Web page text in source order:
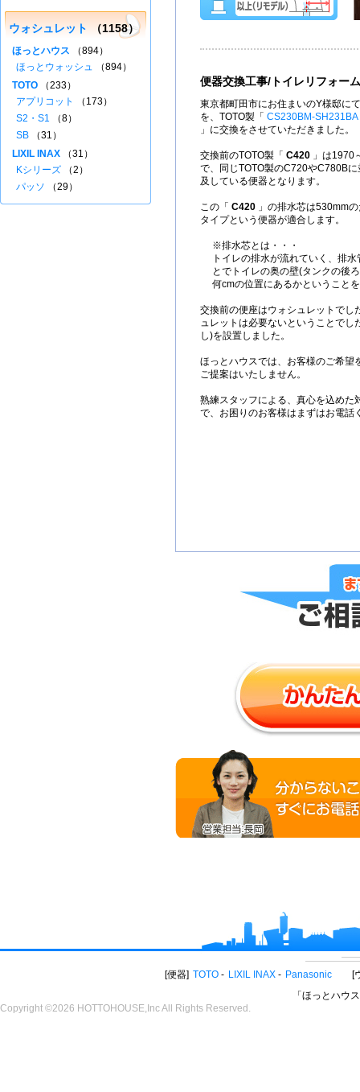
便器交換工事/トイレリフォーム
東京都町田市にお住まいのY様邸に
を、TOTO製「 CS230BM-SH231BA
」に交換をさせていただきました。
交換前のTOTO製「 C420 」は1970
で、同じTOTO製のC720やC780B
及している便器となります。
この「 C420 」の排水芯は530mm
タイプという便器が適合します。
※排水芯とは・・・
トイレの排水が流れていく、排
とでトイレの奥の壁(タンクの後
何cmの位置にあるかということ
交換前の便座はウォシュレットでし
ュレットは必要ないということでし
し)を設置しました。
ほっとハウスでは、お客様のご希望
ご提案はいたしません。
熟練スタッフによる、真心を込めた
で、お困りのお客様はまずはお電話
ウォシュレット （1158）
ほっとハウス （894）
ほっとウォッシュ （894）
TOTO （233）
アプリコット
（173）
S2・S1 （8）
SB （31）
LIXIL INAX （31）
Kシリーズ （2）
パッソ （29）
便器 TOTO LIXIL INAX Panasonic
「ほっとハウ
Copyright ©2026 HOTTOHOUSE,Inc All Rights Reserved.